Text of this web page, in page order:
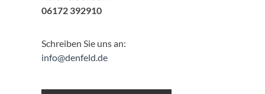
06172 392910
Schreiben Sie uns an:
info@denfeld.de